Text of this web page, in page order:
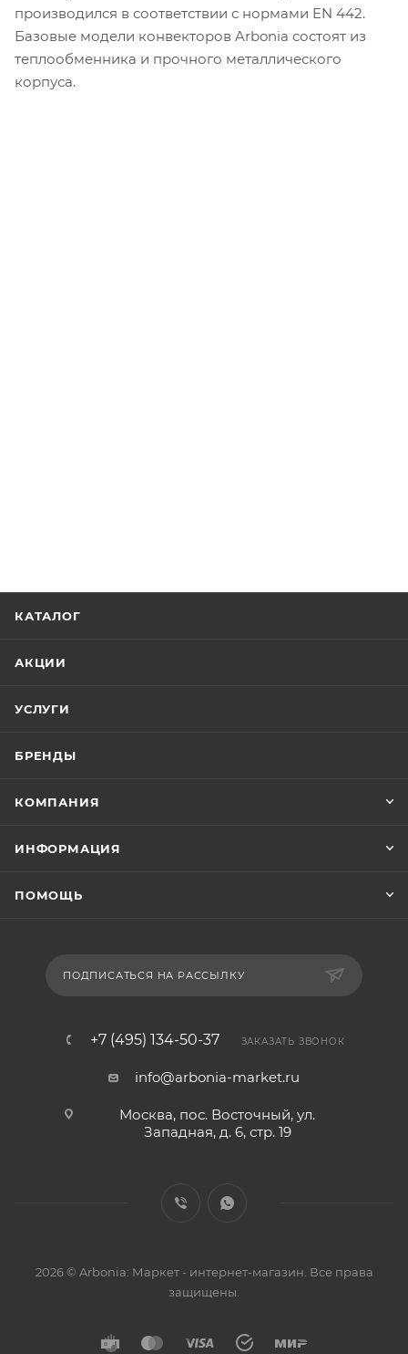
производился в соответствии с нормами EN 442.
Базовые модели конвекторов Arbonia состоят из
теплообменника и прочного металлического
корпуса.
КАТАЛОГ
АКЦИИ
УСЛУГИ
БРЕНДЫ
КОМПАНИЯ
ИНФОРМАЦИЯ
ПОМОЩЬ
ПОДПИСАТЬСЯ НА РАССЫЛКУ
+7 (495) 134-50-37 ЗАКАЗАТЬ ЗВОНОК
info@arbonia-market.ru
Москва, пос. Восточный, ул.
Западная, д. 6, стр. 19
2026 © Arbonia: Маркет - интернет-магазин. Все права
защищены.